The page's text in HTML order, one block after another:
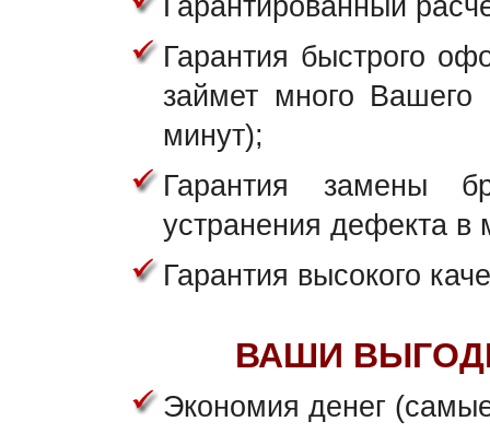
Гарантированный
Гарантия быстрого
займет много
минут);
Гарантия замены
устранения дефекта в
Гарантия высокого
ВАШИ
Экономия денег